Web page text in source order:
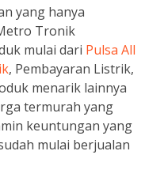
yang hanya
Tronik
mulai dari Pulsa All
, Pembayaran Listrik,
menarik lainnya
termurah yang
keuntungan yang
mulai berjualan